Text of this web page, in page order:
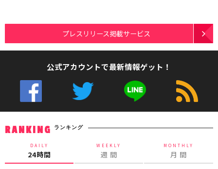
プレスリリース掲載サービス
公式アカウントで最新情報ゲット！
RANKING ランキング
DAILY
24時間
WEEKLY
週 間
MONTHLY
月 間